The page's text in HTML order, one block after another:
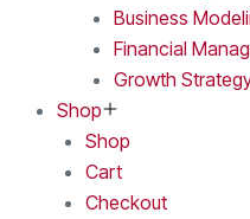
Business
Financial
Growth
Shop
Shop
Cart
Checkout